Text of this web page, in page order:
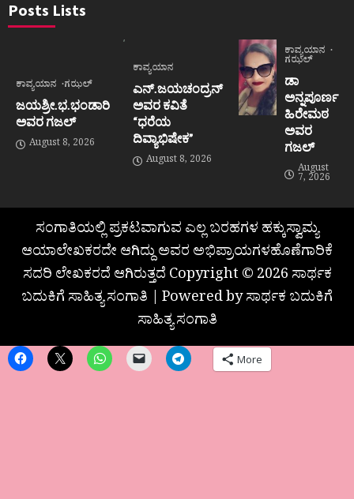
Posts Lists
ಕಾವ್ಯಯಾನ ಗಝಲ್
ಜಯಶ್ರೀ.ಭ.ಭಂಡಾರಿ
ಅವರ ಗಜಲ್
August 8, 2026
ಕಾವ್ಯಯಾನ
ಎನ್.ಜಯಚಂದ್ರನ್
ಅವರ ಕವಿತೆ
“ಧರೆಯ
ದಿವ್ಯಾಭಿಷೇಕ”
August 8, 2026
ಕಾವ್ಯಯಾನ
ಗಝಲ್
ಡಾ
ಅನ್ನಪೂರ್ಣ
ಹಿರೇಮಠ
ಅವರ
ಗಜಲ್
August
7, 2026
ಸಂಗಾತಿಯಲ್ಲಿ ಪ್ರಕಟವಾಗುವ ಎಲ್ಲ ಬರಹಗಳ ಹಕ್ಕುಸ್ವಾಮ್ಯ
ಆಯಾಲೇಖಕರದೇ ಆಗಿದ್ದು ಅವರ ಅಭಿಪ್ರಾಯಗಳಹೊಣೆಗಾರಿಕೆ
ಸದರಿ ಲೇಖಕರದೆ ಆಗಿರುತ್ತದೆ Copyright © 2026 ಸಾರ್ಥಕ
ಬದುಕಿಗೆ ಸಾಹಿತ್ಯ ಸಂಗಾತಿ | Powered by ಸಾರ್ಥಕ ಬದುಕಿಗೆ
ಸಾಹಿತ್ಯ ಸಂಗಾತಿ
More